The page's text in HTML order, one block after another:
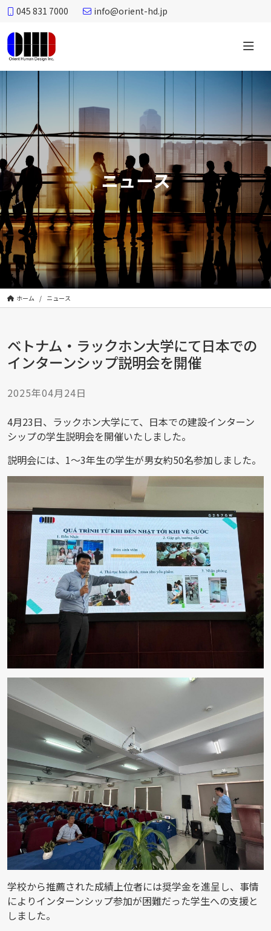
045 831 7000 info@orient-hd.jp
オ
ヒ
ュ
ー
マ
ン
デ
ザ
イ
ン
株
式
会
|
Orient
Human
Design
Incorporated
ニュース
ホーム ニュース
ベトナム・ラックホン大学にて日本での
インターンシップ説明会を開催
2025年04月24日
4月23日、ラックホン大学にて、日本での建設インターン
シップの学生説明会を開催いたしました。
説明会には、1～3年生の学生が男女約50名参加しました。
学校から推薦された成績上位者には奨学金を進呈し、事情
によりインターンシップ参加が困難だった学生への支援と
しました。